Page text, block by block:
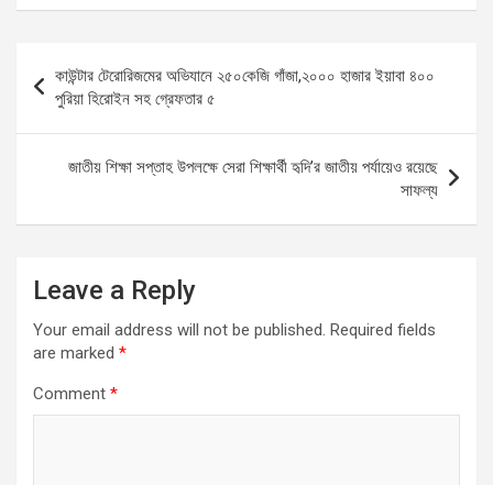
ce
b
o
o
k
ail at
s
A
p
p
se
g
er
ar
e
navigation
কাউন্টার টেরোরিজমের অভিযানে ২৫০কেজি গাঁজা,২০০০ হাজার ইয়াবা ৪০০
পুরিয়া হিরোইন সহ গ্রেফতার ৫
জাতীয় শিক্ষা সপ্তাহ উপলক্ষে সেরা শিক্ষার্থী হৃদি’র জাতীয় পর্যায়েও রয়েছে
সাফল্য
Leave a Reply
Your email address will not be published. Required fields
are marked *
Comment *